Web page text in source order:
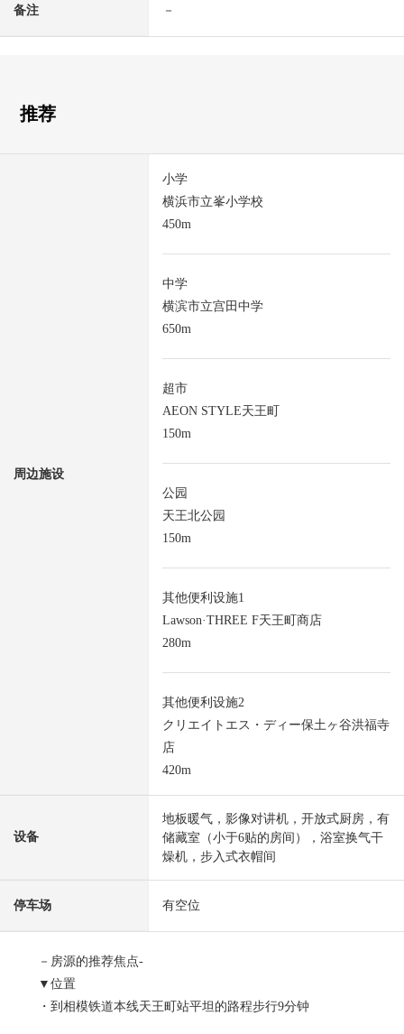
备注 －
推荐
周边施设
小学
横浜市立峯小学校
450m
中学
横滨市立宫田中学
650m
超市
AEON STYLE天王町
150m
公园
天王北公园
150m
其他便利设施1
Lawson·THREE F天王町商店
280m
其他便利设施2
クリエイトエス・ディー保土ヶ谷洪福寺
店
420m
设备
地板暖气，影像对讲机，开放式厨房，有
储藏室（小于6贴的房间），浴室换气干
燥机，步入式衣帽间
停车场 有空位
－房源的推荐焦点-
▼位置
・到相模铁道本线天王町站平坦的路程步行9分钟